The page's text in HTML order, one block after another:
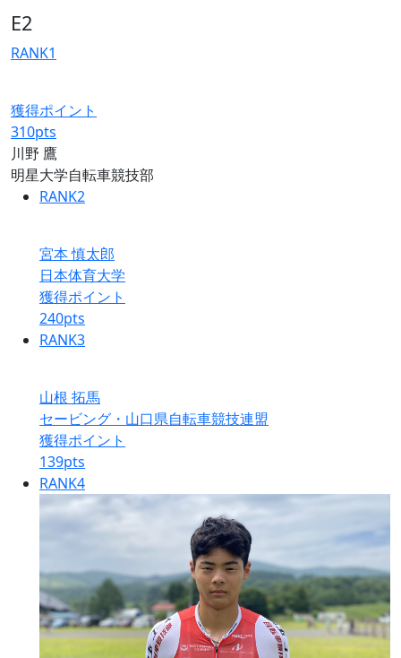
E2
RANK1
獲得ポイント
310pts
川野 鷹
明星大学自転車競技部
RANK2
宮本 慎太郎
日本体育大学
獲得ポイント
240pts
RANK3
山根 拓馬
セービング・山口県自転車競技連盟
獲得ポイント
139pts
RANK4